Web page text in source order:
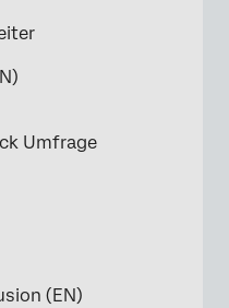
Umfrage
(EN)